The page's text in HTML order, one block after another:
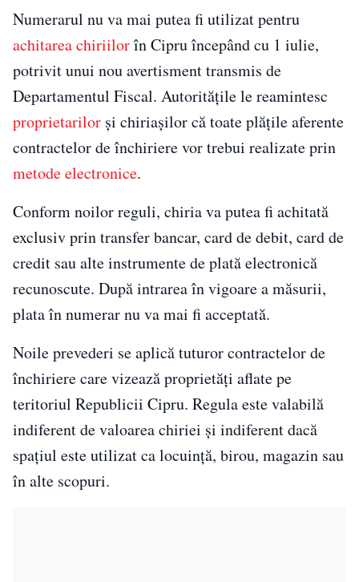
Numerarul nu va mai putea fi utilizat pentru
achitarea chiriilorîn Cipru începând cu 1 iulie,
potrivit unui nou avertisment transmis de
Departamentul Fiscal. Autoritățile le reamintesc
proprietarilor și chiriașilor că toate plățile aferente
contractelor de închiriere vor trebui realizate prin
metode electronice.
Conform noilor reguli, chiria va putea fi achitată
exclusiv prin transfer bancar, card de debit, card de
credit sau alte instrumente de plată electronică
recunoscute. După intrarea în vigoare a măsurii,
plata în numerar nu va mai fi acceptată.
Noile prevederi se aplică tuturor contractelor de
închiriere care vizează proprietăți aflate pe
teritoriul Republicii Cipru. Regula este valabilă
indiferent de valoarea chiriei și indiferent dacă
spațiul este utilizat ca locuință, birou, magazin sau
în alte scopuri.